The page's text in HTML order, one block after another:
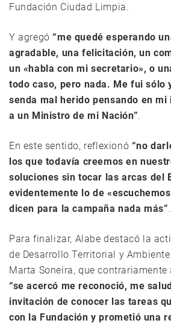
Fundación Ciudad Limpia.
Y agregó“me quedé esperando
agradable, una felicitación, un
un «habla con mi secretario», o
todo caso, pero nada. Me fui sólo
senda mal herido pensando en mi
a un Ministro de mi Nación”.
En este sentido, reflexionó “no
los que todavía creemos en
soluciones sin tocar las arcas del
evidentemente lo de
dicen para la campaña nada más”.
Para finalizar, Alabe destacó la
de Desarrollo Territorial y
Marta Soneira, que
“se acercó me reconoció, me
invitación de conocer las tareas
con la Fundación y prometió una